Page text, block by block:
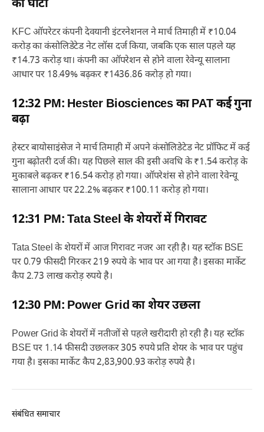
का घाटा
KFC ऑपरेटर कंपनी देवयानी इंटरनेशनल ने मार्च तिमाही में ₹10.04
करोड़ का कंसोलिडेटेड नेट लॉस दर्ज किया, जबकि एक साल पहले यह
₹14.73 करोड़ था। कंपनी का ऑपरेशन से होने वाला रेवेन्यू सालाना
आधार पर 18.49% बढ़कर ₹1436.86 करोड़ हो गया।
12:32 PM: Hester Biosciences का PAT कई गुना
बढ़ा
हेस्टर बायोसाइंसेज ने मार्च तिमाही में अपने कंसोलिडेटेड नेट प्रॉफिट में कई
गुना बढ़ोतरी दर्ज की। यह पिछले साल की इसी अवधि के ₹1.54 करोड़ के
मुकाबले बढ़कर ₹16.54 करोड़ हो गया। ऑपरेशंस से होने वाला रेवेन्यू
सालाना आधार पर 22.2% बढ़कर ₹100.11 करोड़ हो गया।
12:31 PM: Tata Steel के शेयरों में गिरावट
Tata Steel के शेयरों में आज गिरावट नजर आ रही है। यह स्टॉक BSE
पर 0.79 फीसदी गिरकर 219 रुपये के भाव पर आ गया है। इसका मार्केट
कैप 2.73 लाख करोड़ रुपये है।
12:30 PM: Power Grid का शेयर उछला
Power Grid के शेयरों में नतीजों से पहले खरीदारी हो रही है। यह स्टॉक
BSE पर 1.14 फीसदी उछलकर 305 रुपये प्रति शेयर के भाव पर पहुंच
गया है। इसका मार्केट कैप 2,83,900.93 करोड़ रुपये है।
संबंधित समाचार